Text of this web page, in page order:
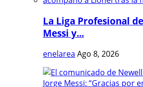
La Liga Profesional
Messi y...
enelarea Ago 8, 2026